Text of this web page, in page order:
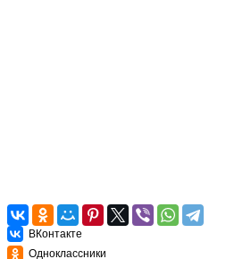
ВКонтакте
Одноклассники